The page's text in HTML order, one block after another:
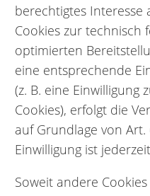
berechtigtes Interesse
Cookies zur technisch
optimierten
eine entsprechende
(z. B. eine Einwilligung
Cookies), erfolgt die
auf Grundlage von Art.
Einwilligung ist
Soweit andere